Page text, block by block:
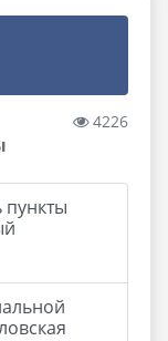
4226
пункты